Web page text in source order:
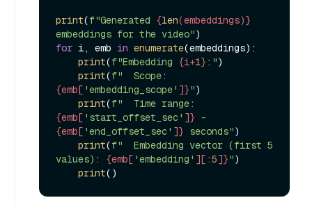
print(f"Generated {len(embeddings)}
embeddings for the video"
for i, emb in enumerate(embeddings):
print(f"Embedding {i+1} :")
print(
{emb[ 'embedding_scope' ]}")
print(
{emb[ 'start_offset_sec' ]}
{emb[ 'end_offset_sec' ]} seconds")
print(f"  Embedding vector (first 5
values): {emb[ 'embedding' ][:5]}")
print